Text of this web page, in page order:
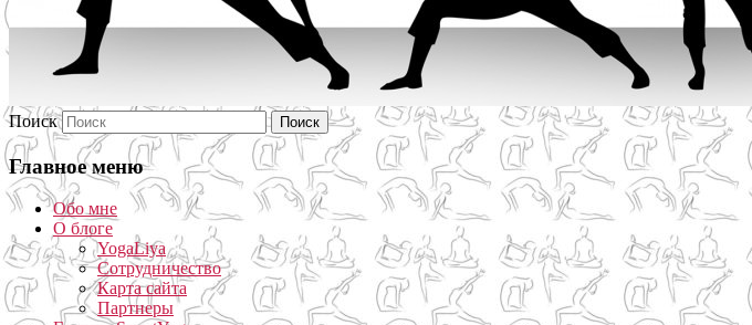
Поиск
Главное меню
Обо мне
О блоге
YogaLiya
Сотрудничество
Карта сайта
Партнеры